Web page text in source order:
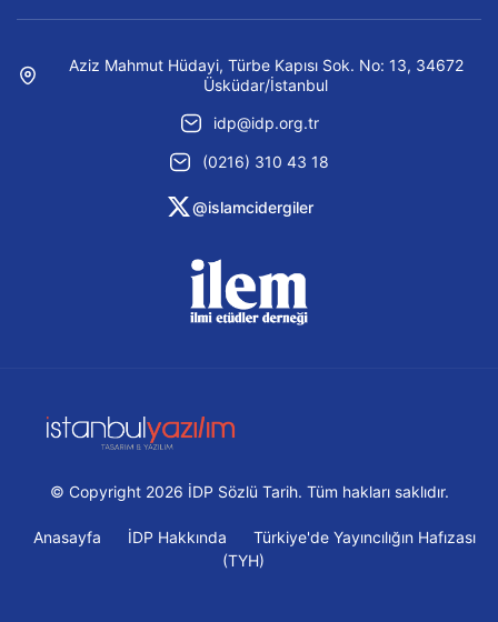
Aziz Mahmut Hüdayi, Türbe Kapısı Sok. No: 13, 34672
Üsküdar/İstanbul
idp@idp.org.tr
(0216) 310 43 18
@islamcidergiler
© Copyright 2026 İDP Sözlü Tarih. Tüm hakları saklıdır.
Anasayfa İDP Hakkında
Türkiye'de Yayıncılığın Hafızası
(TYH)